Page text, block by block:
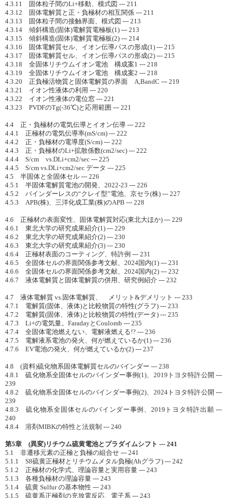
4.3.11 固体粒子間のLi+移動、模式図 --- 211
4.3.12 固体電解質と正・負極材の相互関係 --- 211
4.3.13 固体粒子間の接触界面、模式図 --- 213
4.3.14 傾斜構造(固体)電解質電極板(1) --- 213
4.3.15 傾斜構造(固体)電解質電極板(2) --- 214
4.3.16 固体電解質セル、イオン伝導パスの形成(1) --- 215
4.3.17 固体電解質セル、イオン伝導パスの形成(2) --- 215
4.3.18 全固体リチウムイオン電池 構成案1 --- 218
4.3.19 全固体リチウムイオン電池 構成案2 --- 218
4.3.20 正負極活物質と固体電解質の界面 A,BandC --- 219
4.3.21 イオン性液体の利用 --- 220
4.3.22 イオン性液体の電位窓 --- 221
4.3.23 PVDFのTg(-36℃)と応用範囲 --- 221
4.4 正・負極材の電気伝導とイオン伝導 --- 222
4.4.1 正極材の電気伝導率(mS/cm) --- 222
4.4.2 正・負極材の電導度(S/cm) --- 222
4.4.3 正・負極材のLi+拡散係数(cm2/sec) --- 222
4.4.4 S/cm vs.DLi+cm2/sec --- 225
4.4.5 S/cm vs.DLi+cm2/sec データ --- 225
4.5 半固体と全固体セル --- 226
4.5.1 半固体電解質電池の開発、2022-23 --- 226
4.5.2 バインダーレスの“クレイ型”電池、京セラ(株) --- 227
4.5.3 APB(株)、三洋化成工業(株)のAPB --- 228
4.6 正極材の表面変性、固体電解質対応(東北大ほか) --- 229
4.6.1 東北大学の研究成果紹介(1) --- 229
4.6.2 東北大学の研究成果紹介(2) --- 230
4.6.3 東北大学の研究成果紹介(3) --- 230
4.6.4 正極材表面のコーティング、特許例 --- 231
4.6.5 全固体セルの界面関係参考文献、2024国内(1) --- 231
4.6.6 全固体セルの界面関係参考文献、2024国内(2) --- 232
4.6.7 液体電解質と固体電解質の併用、研究例紹介 --- 232
4.7 液体電解質 vs.固体電解質、 メリット&デメリット --- 233
4.7.1 電解質(固体、液体)と比較物質の特性(グラフ) --- 233
4.7.2 電解質(固体、液体)と比較物質の特性(データ) --- 235
4.7.3 Li+の電気量。FaradayとCoulomb --- 235
4.7.4 全固体電池燃えない、電解液燃える!? --- 236
4.7.5 電解液系電池の発火、何が燃えているか(1) --- 236
4.7.6 EV電池の発火、何が燃えているか(2) --- 237
4.8 (資料)硫化物系固体電解質セルのバインダー --- 238
4.8.1 硫化物系全固体セルのバインダー事例(1)、2019トヨタ特許公開 ---
239
4.8.2 硫化物系全固体セルのバインダー事例(2)、2024トヨタ特許公開 ---
239
4.8.3 硫化物系全固体セルのバインダー事例、2019トヨタ特許出願 ---
240
4.8.4 溶剤MIBKの特性と法規制 --- 240
第5章 (異変)リチウム硫黄電池とプラダイムシフト --- 241
5.1 非遷移元素の正極と負極の組合せ --- 241
5.1.1 S8硫黄正極材とリチウムメタル負極(Ahグラフ) --- 242
5.1.2 正極材の化学式、理論容量と実用容量 --- 243
5.1.3 各種負極材の理論容量 --- 243
5.1.4 硫黄 Sulfur の基本物性 --- 243
5.1.5 硫黄系正極剤の充放電反応、電子系 --- 243